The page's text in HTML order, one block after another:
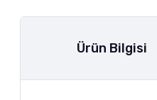
Ürün Bilgisi